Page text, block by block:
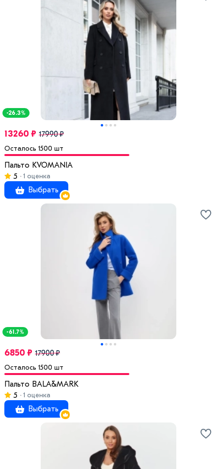
-26.3%
13260 ₽ 17990 ₽
Осталось 1500 шт
Пальто KVOMANIA
5
1 оценка
Выбрать
-61.7%
6850 ₽ 17900 ₽
Осталось 1500 шт
Пальто BALA&MARK
5
1 оценка
Выбрать